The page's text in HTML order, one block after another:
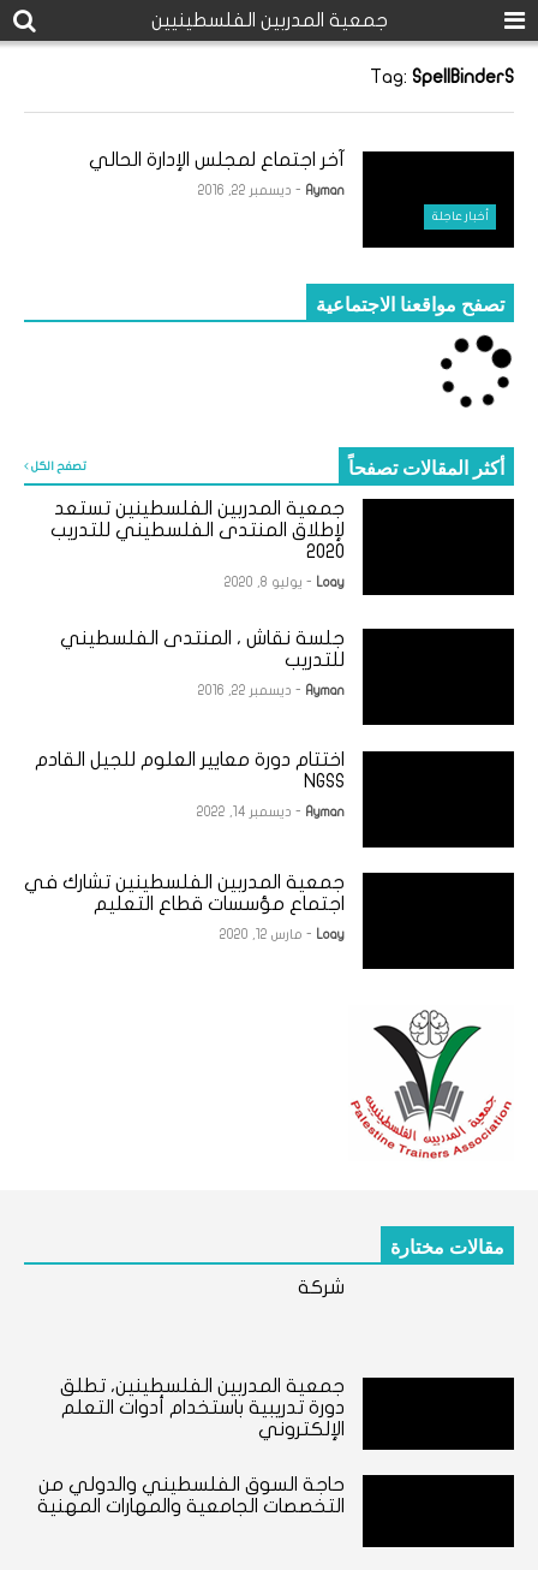
جمعية المدربين الفلسطينيين
Tag: SpellBinderS
أخبار عاجلة
آخر اجتماع لمجلس الإدارة الحالي
Ayman - ديسمبر 22, 2016
تصفح مواقعنا الاجتماعية
أكثر المقالات تصفحاً تصفح الكل
جمعية المدربين الفلسطينين تستعد
لإطلاق المنتدى الفلسطيني للتدريب
2020
Loay - يوليو 8, 2020
جلسة نقاش ، المنتدى الفلسطيني
للتدريب
Ayman - ديسمبر 22, 2016
اختتام دورة معايير العلوم للجيل القادم
NGSS
Ayman - ديسمبر 14, 2022
جمعية المدربين الفلسطينين تشارك في
اجتماع مؤسسات قطاع التعليم
Loay - مارس 12, 2020
مقالات مختارة
شركة
جمعية المدربين الفلسطينين، تطلق
دورة تدريبية باستخدام أدوات التعلم
الإلكتروني
حاجة السوق الفلسطيني والدولي من
التخصصات الجامعية والمهارات المهنية